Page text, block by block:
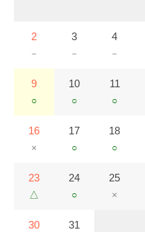
2
－
3
－
4
－
9
○
10
○
11
○
16
×
17
○
18
○
23
△
24
○
25
×
30 31